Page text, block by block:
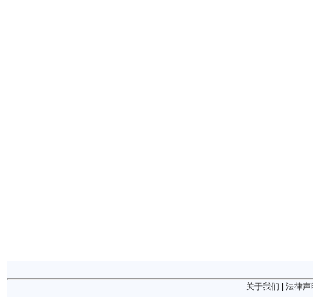
关于我们
法律声